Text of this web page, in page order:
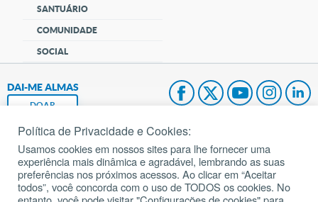
SANTUÁRIO
COMUNIDADE
SOCIAL
DAI-ME ALMAS
DOAR
Fundação João Paulo II
Pedido de Oração
Mapa do site
Política de Privacidade e Cookies:
Usamos cookies em nossos sites para lhe fornecer uma
experiência mais dinâmica e agradável, lembrando as suas
preferências nos próximos acessos. Ao clicar em “Aceitar
todos”, você concorda com o uso de TODOS os cookies. No